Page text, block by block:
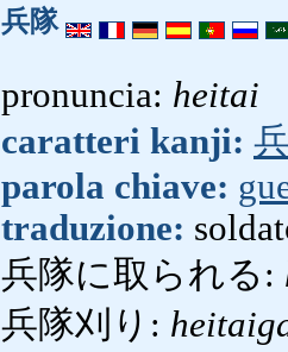
兵隊
pronuncia: heitai
caratteri kanji:
parola chiave:
traduzione:
兵隊に取られる:
兵隊刈り: